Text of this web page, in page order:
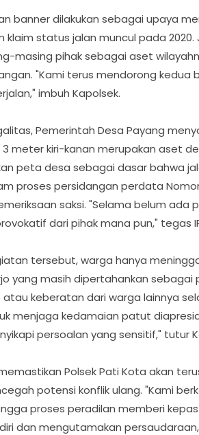
banner dilakukan sebagai upaya
klaim status jalan muncul pada
masing pihak sebagai aset
"Kami terus mendorong kedua
imbuh Kapolsek.
Pemerintah Desa Payang
3 meter kiri-kanan merupakan aset
peta desa sebagai dasar bahwa
proses persidangan perdata
saksi. "Selama belum ada
dari pihak mana pun," tegas
tersebut, warga hanya
yang masih dipertahankan
atau keberatan dari warga lainnya
menjaga kedamaian patut
persoalan yang sensitif," tutur
memastikan Polsek Pati Kota akan
potensi konflik ulang. "Kami
proses peradilan memberi
dan mengutamakan